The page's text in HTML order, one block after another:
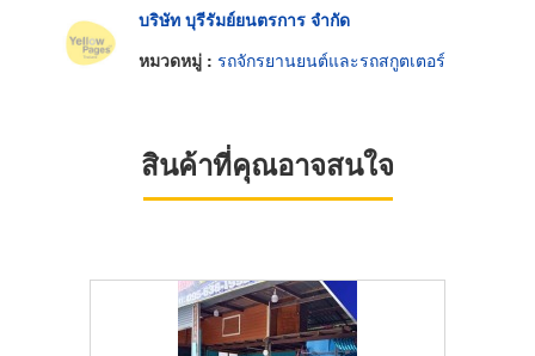
บริษัท บุรีรัมย์ยนตรการ จำกัด
หมวดหมู่ : รถจักรยานยนต์และรถสกูตเตอร์
สินค้าที่คุณอาจสนใจ